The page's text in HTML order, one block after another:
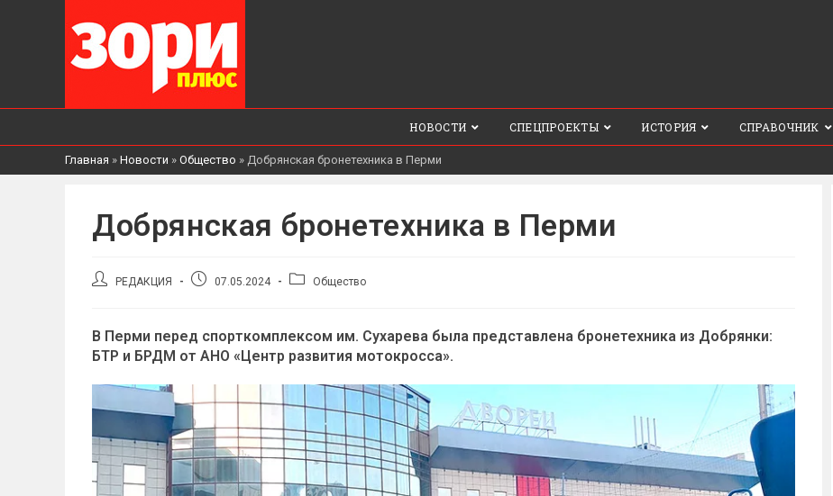
НОВОСТИ СПЕЦПРОЕКТЫ ИСТОРИЯ СПРАВОЧНИК
Главная » Новости » Общество » Добрянская бронетехника в Перми
Добрянская бронетехника в Перми
АвторРЕДАКЦИЯ
Запись07.05.2024
РубрикаОбщество
В Перми перед спорткомплексом им. Сухарева была представлена бронетехника из Добрянки:
БТР и БРДМ от АНО «Центр развития мотокросса».